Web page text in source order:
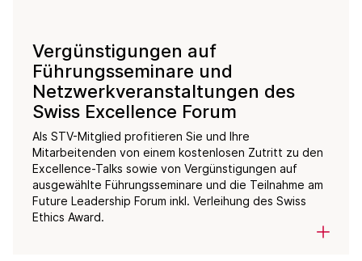
Vergünstigungen auf
Führungsseminare und
Netzwerkveranstaltungen des
Swiss Excellence Forum
Als STV-Mitglied profitieren Sie und Ihre
Mitarbeitenden von einem kostenlosen Zutritt zu den
Excellence-Talks sowie von Vergünstigungen auf
ausgewählte Führungsseminare und die Teilnahme am
Future Leadership Forum inkl. Verleihung des Swiss
Ethics Award.